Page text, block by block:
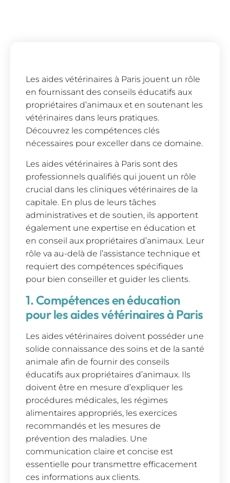
Les aides vétérinaires à Paris jouent un rôle
en fournissant des conseils éducatifs aux
propriétaires d’animaux et en soutenant les
vétérinaires dans leurs pratiques.
Découvrez les compétences clés
nécessaires pour exceller dans ce domaine.
Les aides vétérinaires à Paris sont des
professionnels qualifiés qui jouent un rôle
crucial dans les cliniques vétérinaires de la
capitale. En plus de leurs tâches
administratives et de soutien, ils apportent
également une expertise en éducation et
en conseil aux propriétaires d’animaux. Leur
rôle va au-delà de l’assistance technique et
requiert des compétences spécifiques
pour bien conseiller et guider les clients.
1. Compétences en éducation
pour les aides vétérinaires à Paris
Les aides vétérinaires doivent posséder une
solide connaissance des soins et de la santé
animale afin de fournir des conseils
éducatifs aux propriétaires d’animaux. Ils
doivent être en mesure d’expliquer les
procédures médicales, les régimes
alimentaires appropriés, les exercices
recommandés et les mesures de
prévention des maladies. Une
communication claire et concise est
essentielle pour transmettre efficacement
ces informations aux clients.